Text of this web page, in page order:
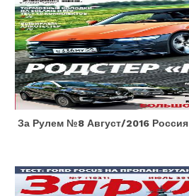
За Рулем №8 Август/2016 Россия